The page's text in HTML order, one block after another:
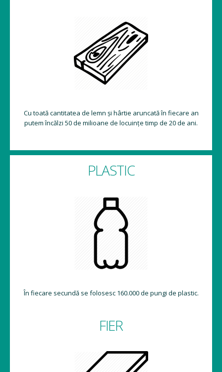
Cu toată cantitatea de lemn și hârtie aruncată în fiecare an
putem încălzi 50 de milioane de locuințe timp de 20 de ani.
PLASTIC
În fiecare secundă se folosesc 160.000 de pungi de plastic.
FIER